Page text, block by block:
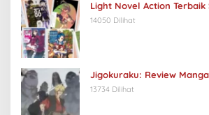
Light Novel Action Terbaik
14050 Dilihat
Jigokuraku: Review
13734 Dilihat